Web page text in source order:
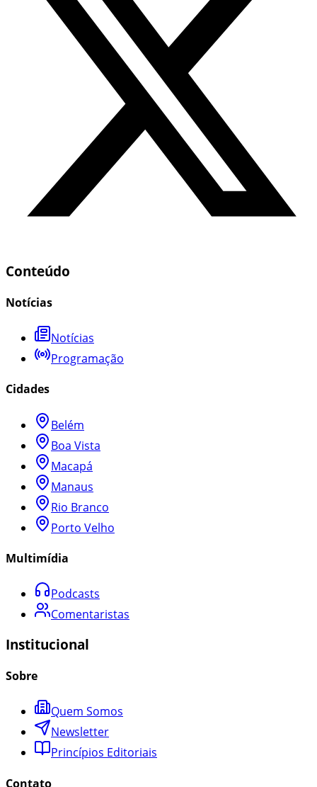
Conteúdo
Notícias
Notícias
Programação
Cidades
Belém
Boa Vista
Macapá
Manaus
Rio Branco
Porto Velho
Multimídia
Podcasts
Comentaristas
Institucional
Sobre
Quem Somos
Newsletter
Princípios Editoriais
Contato